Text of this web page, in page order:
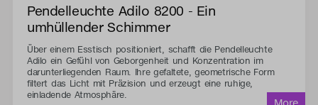
Pendelleuchte Adilo 8200 - Ein
umhüllender Schimmer
Über einem Esstisch positioniert, schafft die Pendelleuchte
Adilo ein Gefühl von Geborgenheit und Konzentration im
darunterliegenden Raum. Ihre gefaltete, geometrische Form
filtert das Licht mit Präzision und erzeugt eine ruhige,
einladende Atmosphäre.